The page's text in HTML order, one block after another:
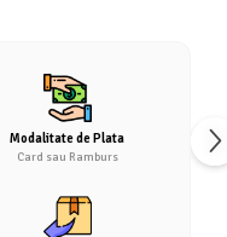
Modalitate de Plata
Card sau Ramburs